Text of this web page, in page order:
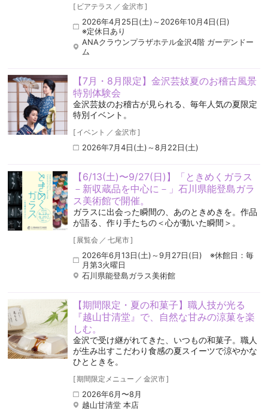
[ ビアテラス ／ 金沢市]
2026年4月25日(土)～2026年10月4日(日)
※定休日あり
ANAクラウンプラザホテル金沢4階 ガーデンドー
ム
【7月・8月限定】金沢芸妓夏のお稽古風景
特別体験会
金沢芸妓のお稽古が見られる、毎年人気の夏限定
特別イベント。
[ イベント ／ 金沢市]
2026年7月4日(土)～8月22日(土)
【6/13(土)〜9/27(日)】「ときめくガラス
－新収蔵品を中心に－」石川県能登島ガラ
ス美術館で開催。
ガラスに出会った瞬間の、あのときめきを。作品
が語る、作り手たちの＜心が動いた瞬間＞。
[ 展覧会 ／ 七尾市]
2026年6月13日(土)～9月27日(日) ※休館日：毎
月第3火曜日
石川県能登島ガラス美術館
【期間限定・夏の和菓子】職人技が光る
『越山甘清堂』で、自然な甘みの涼菓を楽
しむ。
金沢で受け継がれてきた、いつもの和菓子。職人
が生み出すこだわり食感の夏スイーツで涼やかな
ひとときを。
[期間限定メニュー ／ 金沢市]
2026年6月〜8月
越山甘清堂 本店